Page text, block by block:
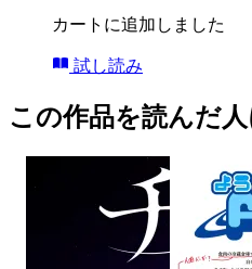
カートに追加しました
試し読み
この作品を読んだ